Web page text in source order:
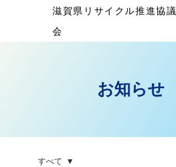
滋賀県リサイクル推進協議
会
​お知らせ
すべて